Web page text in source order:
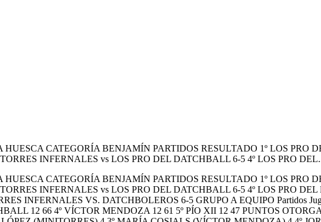
CATEGORÍA BENJAMÍN PARTIDOS RESULTADO 1º LOS PRO
INFERNALES vs LOS PRO DEL DATCHBALL 6-5 4º LOS PRO
CATEGORÍA BENJAMÍN PARTIDOS RESULTADO 1º LOS PRO
INFERNALES vs LOS PRO DEL DATCHBALL 6-5 4º LOS PRO
INFERNALES VS. DATCHBOLEROS 6-5 GRUPO A EQUIPO Partidos
12 66 4º VÍCTOR MENDOZA 12 61 5º PÍO XII 12 47 PUNTOS